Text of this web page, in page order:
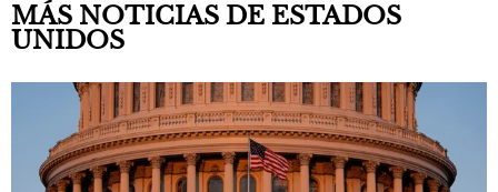
MÁS NOTICIAS DE ESTADOS
UNIDOS